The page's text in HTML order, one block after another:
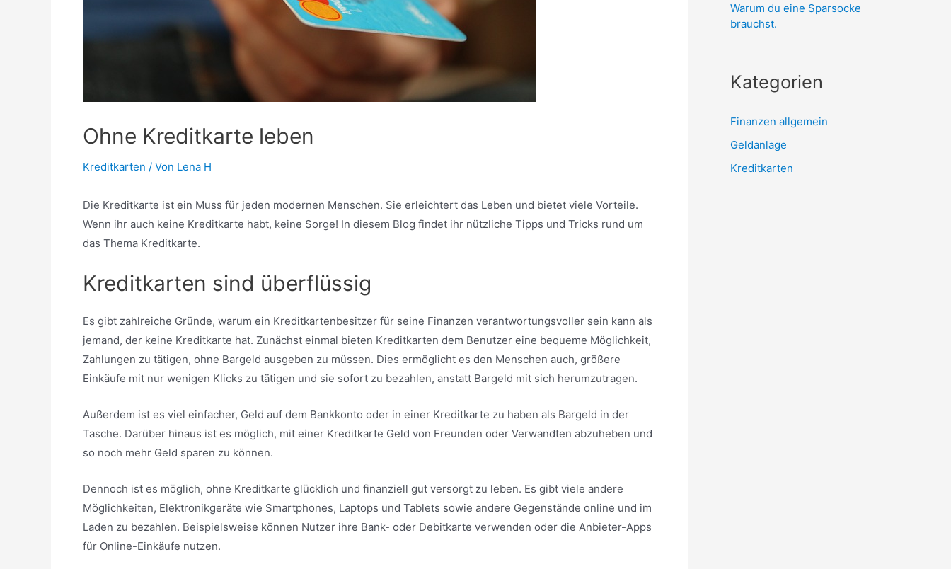
Ohne Kreditkarte leben
Kreditkarten / Von Lena H
Die Kreditkarte ist ein Muss für jeden modernen Menschen. Sie erleichtert das Leben und bietet viele Vorteile.
Wenn ihr auch keine Kreditkarte habt, keine Sorge! In diesem Blog findet ihr nützliche Tipps und Tricks rund um
das Thema Kreditkarte.
Kreditkarten sind überflüssig
Es gibt zahlreiche Gründe, warum ein Kreditkartenbesitzer für seine Finanzen verantwortungsvoller sein kann als
jemand, der keine Kreditkarte hat. Zunächst einmal bieten Kreditkarten dem Benutzer eine bequeme Möglichkeit,
Zahlungen zu tätigen, ohne Bargeld ausgeben zu müssen. Dies ermöglicht es den Menschen auch, größere
Einkäufe mit nur wenigen Klicks zu tätigen und sie sofort zu bezahlen, anstatt Bargeld mit sich herumzutragen.
Außerdem ist es viel einfacher, Geld auf dem Bankkonto oder in einer Kreditkarte zu haben als Bargeld in der
Tasche. Darüber hinaus ist es möglich, mit einer Kreditkarte Geld von Freunden oder Verwandten abzuheben und
so noch mehr Geld sparen zu können.
Dennoch ist es möglich, ohne Kreditkarte glücklich und finanziell gut versorgt zu leben. Es gibt viele andere
Möglichkeiten, Elektronikgeräte wie Smartphones, Laptops und Tablets sowie andere Gegenstände online und im
Laden zu bezahlen. Beispielsweise können Nutzer ihre Bank- oder Debitkarte verwenden oder die Anbieter-Apps
für Online-Einkäufe nutzen.
Warum du eine Sparsocke
brauchst.
Kategorien
Finanzen allgemein
Geldanlage
Kreditkarten